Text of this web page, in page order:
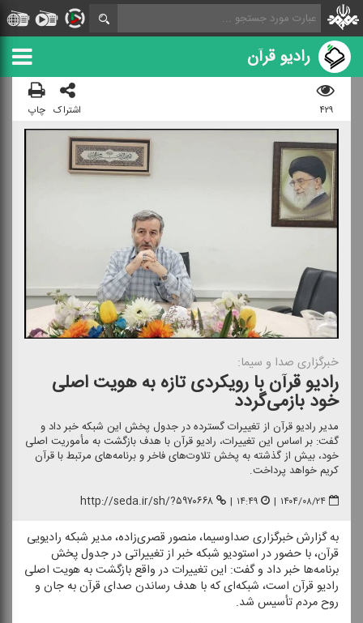
رادیو قرآن
۴۲۹ اشتراک چاپ
خبرگزاری صدا و سیما:
رادیو قرآن با رویكردی تازه به هویت اصلی
خود بازمی‌گردد
مدیر رادیو قرآن از تغییرات گسترده در جدول پخش این شبكه خبر داد و
گفت: بر اساس این تغییرات، رادیو قرآن با هدف بازگشت به مأموریت اصلی
خود، بیش از گذشته به پخش تلاوت‌های فاخر و برنامه‌های مرتبط با قرآن
كریم خواهد پرداخت.
۱۴۰۴/۰۸/۲۴ | ۱۴:۴۹ | http://seda.ir/sh/?۵۹۷۰۶۶۸
به گزارش خبرگزاری صداوسیما، منصور قصری‌زاده، مدیر شبكه رادیویی
قرآن، با حضور در استودیو شبكه خبر از تغییراتی در جدول پخش
برنامه‌ها خبر داد و گفت: این تغییرات در واقع بازگشت به هویت اصلی
رادیو قرآن است، شبكه‌ای كه با هدف رساندن صدای قرآن به جان و
روح مردم تأسیس شد.